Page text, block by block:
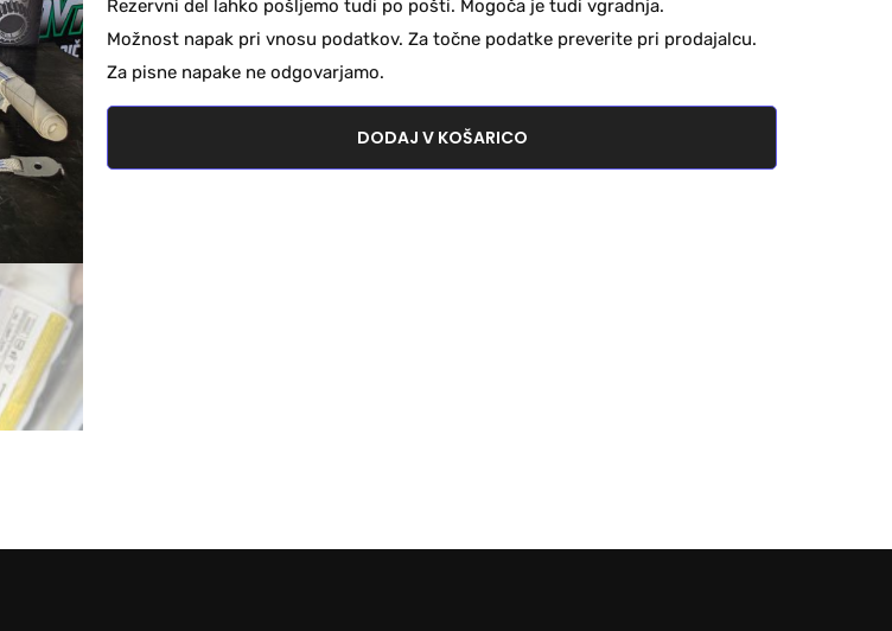
Rezervni del lahko pošljemo tudi po pošti. Mogoča je tudi vgradnja.
Možnost napak pri vnosu podatkov. Za točne podatke preverite pri prodajalcu.
Za pisne napake ne odgovarjamo.
DODAJ V KOŠARICO